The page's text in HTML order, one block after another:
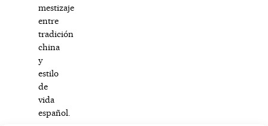
mestizaje
entre
tradición
china
y
estilo
de
vida
español.